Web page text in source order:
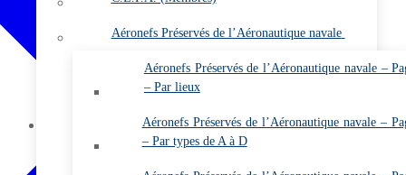
Aéronefs Préservés de l’Aéronautique navale
Aéronefs Préservés de l’Aéronautique navale –
– Par lieux
Aéronefs Préservés de l’Aéronautique navale –
– Par types de A à D
Les plates-formes
Vidéos (Membres)